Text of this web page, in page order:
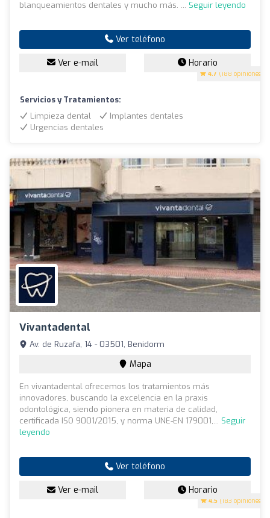
4.7 (188 opiniones)
blanqueamientos dentales y mucho más. ... Seguir leyendo
Ver teléfono
Ver e-mail Horario
Servicios y Tratamientos:
Limpieza dental
Implantes dentales
Urgencias dentales
Vivantadental
4.5 (183 opiniones)
Av. de Ruzafa, 14 - 03501, Benidorm
Mapa
En vivantadental ofrecemos los tratamientos más
innovadores, buscando la excelencia en la praxis
odontológica, siendo pionera en materia de calidad,
certificada ISO 9001/2015, y norma UNE-EN 179001,... Seguir
leyendo
Ver teléfono
Ver e-mail Horario